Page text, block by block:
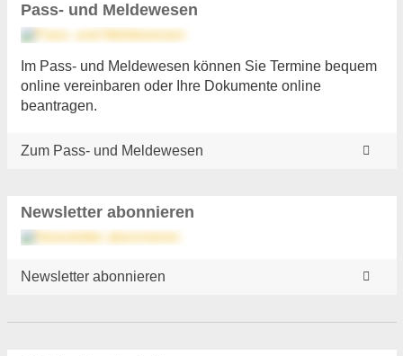
Pass- und Meldewesen
Im Pass- und Meldewesen können Sie Termine bequem
online vereinbaren oder Ihre Dokumente online
beantragen.
Zum Pass- und Meldewesen
Newsletter abonnieren
Newsletter abonnieren